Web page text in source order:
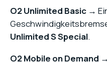
O2 Unlimited Basic →
Unlimited S Special.
O2 Mobile on Demand